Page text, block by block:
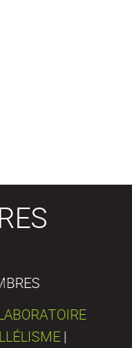
|